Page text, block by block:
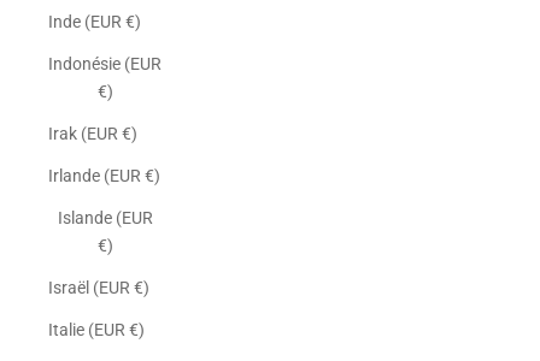
Inde (EUR €)
Indonésie (EUR
€)
Irak (EUR €)
Irlande (EUR €)
Islande (EUR
€)
Israël (EUR €)
Italie (EUR €)